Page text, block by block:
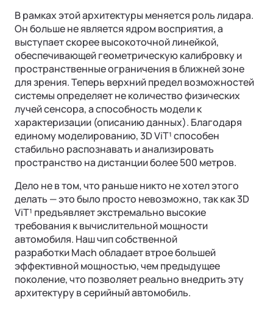
В рамках этой архитектуры меняется роль лидара.
Он больше не является ядром восприятия, а
выступает скорее высокоточной линейкой,
обеспечивающей геометрическую калибровку и
пространственные ограничения в ближней зоне
для зрения. Теперь верхний предел возможностей
системы определяет не количество физических
лучей сенсора, а способность модели к
характеризации (описанию данных). Благодаря
единому моделированию, 3D ViT¹ способен
стабильно распознавать и анализировать
пространство на дистанции более 500 метров.
Дело не в том, что раньше никто не хотел этого
делать — это было просто невозможно, так как 3D
ViT¹ предъявляет экстремально высокие
требования к вычислительной мощности
автомобиля. Наш чип собственной
разработки Mach обладает втрое большей
эффективной мощностью, чем предыдущее
поколение, что позволяет реально внедрить эту
архитектуру в серийный автомобиль.